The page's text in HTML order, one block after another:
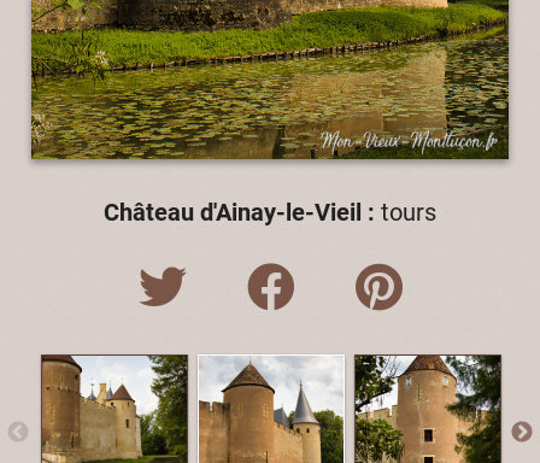
Château d'Ainay-le-Vieil : tours